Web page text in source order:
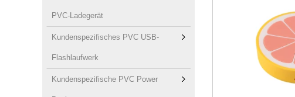
PVC-Ladegerät
Kundenspezifisches PVC USB-
Flashlaufwerk
Kundenspezifische PVC Power